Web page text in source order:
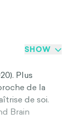
SHOW
Plus
de la
de soi.
Brain